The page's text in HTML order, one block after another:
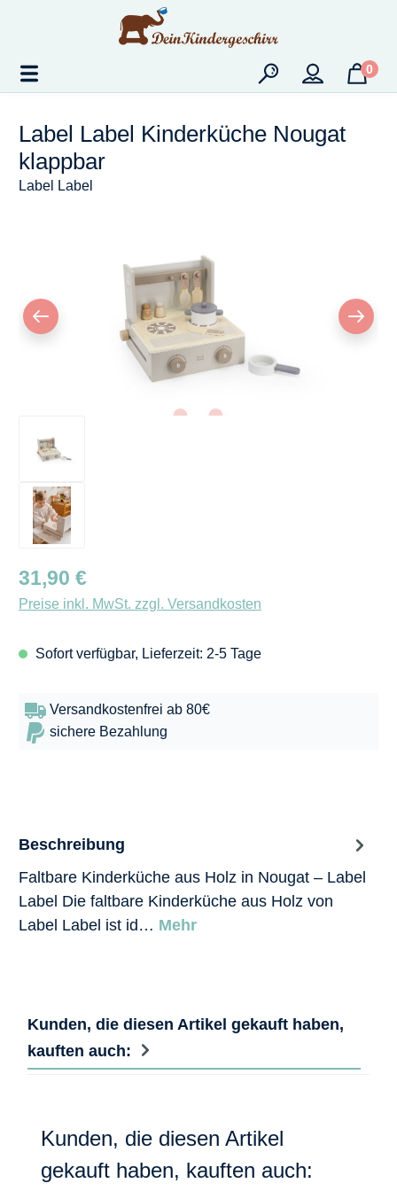
Zum Hauptinhalt springen
0
Label Label Kinderküche Nougat
klappbar
Label Label
Regulärer Preis:
31,90 €
Preise inkl. MwSt. zzgl. Versandkosten
Sofort verfügbar, Lieferzeit: 2-5 Tage
Versandkostenfrei ab 80€
sichere Bezahlung
Beschreibung
Faltbare Kinderküche aus Holz in Nougat – Label
Label Die faltbare Kinderküche aus Holz von
Label Label ist id… Mehr
Kunden, die diesen Artikel gekauft haben,
kauften auch:
Produktgalerie überspringen
Kunden, die diesen Artikel
gekauft haben, kauften auch: